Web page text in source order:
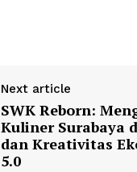
Next article
SWK Reborn:
Kuliner Surabaya
dan Kreativitas
5.0